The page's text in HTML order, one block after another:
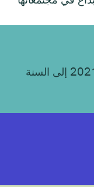
المنح الممنوحة من السنة المالية 2021 إلى السنة
نوع المؤسسة